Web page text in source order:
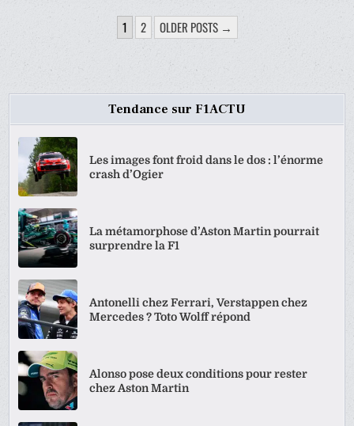
PAGINATION
1 2 OLDER POSTS →
Tendance sur F1ACTU
Les images font froid dans le dos : l’énorme
crash d’Ogier
La métamorphose d’Aston Martin pourrait
surprendre la F1
Antonelli chez Ferrari, Verstappen chez
Mercedes ? Toto Wolff répond
Alonso pose deux conditions pour rester
chez Aston Martin